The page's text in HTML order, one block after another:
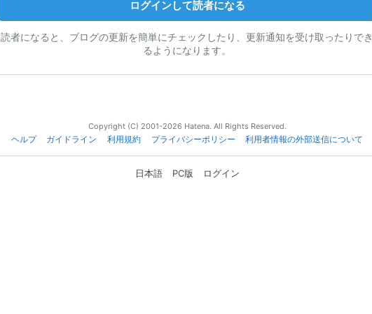
ログインして読者になる
読者になると、ブログの更新を簡単にチェックしたり、更新通知を受け取ったりでき
るようになります。
Copyright (C) 2001-2026 Hatena. All Rights Reserved.
ヘルプ
ガイドライン 利用規約 プライバシーポリシー 利用者情報の外部送信について
日本語 PC版 ログイン